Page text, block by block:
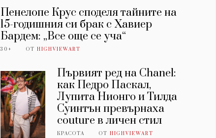
Пенелопе Крус споделя тайните на
15-годишния си брак с Хавиер
Бардем: „Все още се уча“
30+ ОТ HIGHVIEWART
Първият ред на Chanel:
как Педро Паскал,
Лупита Нионго и Тилда
Суинтън превърнаха
couture в личен стил
КРАСОТА ОТHIGHVIEWART